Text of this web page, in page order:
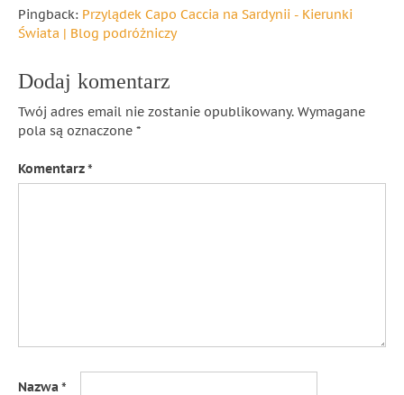
Pingback: Przylądek Capo Caccia na Sardynii - Kierunki
Świata | Blog podróżniczy
Dodaj komentarz
Twój adres email nie zostanie opublikowany. Wymagane
pola są oznaczone *
Komentarz*
Nazwa*